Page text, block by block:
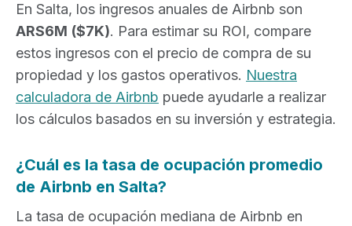
En Salta, los ingresos anuales de Airbnb son
ARS6M ($7K). Para estimar su ROI, compare
estos ingresos con el precio de compra de su
propiedad y los gastos operativos. Nuestra
calculadora de Airbnb puede ayudarle a realizar
los cálculos basados en su inversión y estrategia.
¿Cuál es la tasa de ocupación promedio
de Airbnb en Salta?
La tasa de ocupación mediana de Airbnb en